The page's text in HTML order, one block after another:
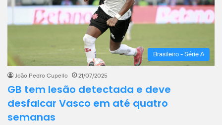
Brasileiro - Série A
João Pedro Cupello 21/07/2025
GB tem lesão detectada e deve
desfalcar Vasco em até quatro
semanas